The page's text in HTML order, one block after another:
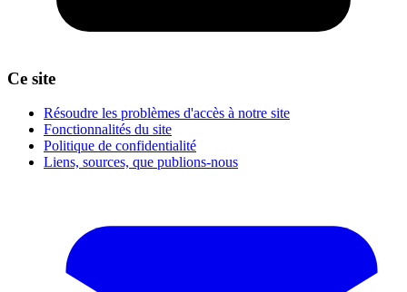
Ce site
Résoudre les problèmes d'accès à notre site
Fonctionnalités du site
Politique de confidentialité
Liens, sources, que publions-nous